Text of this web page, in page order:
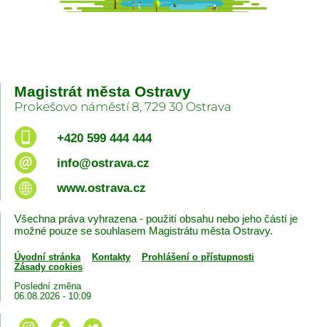
Magistrát města Ostravy
Prokešovo náměstí 8, 729 30 Ostrava
+420 599 444 444
info@ostrava.cz
www.ostrava.cz
Všechna práva vyhrazena - použití obsahu nebo jeho částí je
možné pouze se souhlasem Magistrátu města Ostravy.
Úvodní stránka Kontakty
Prohlášení o přístupnosti
Zásady cookies
Poslední změna
06.08.2026 - 10:09